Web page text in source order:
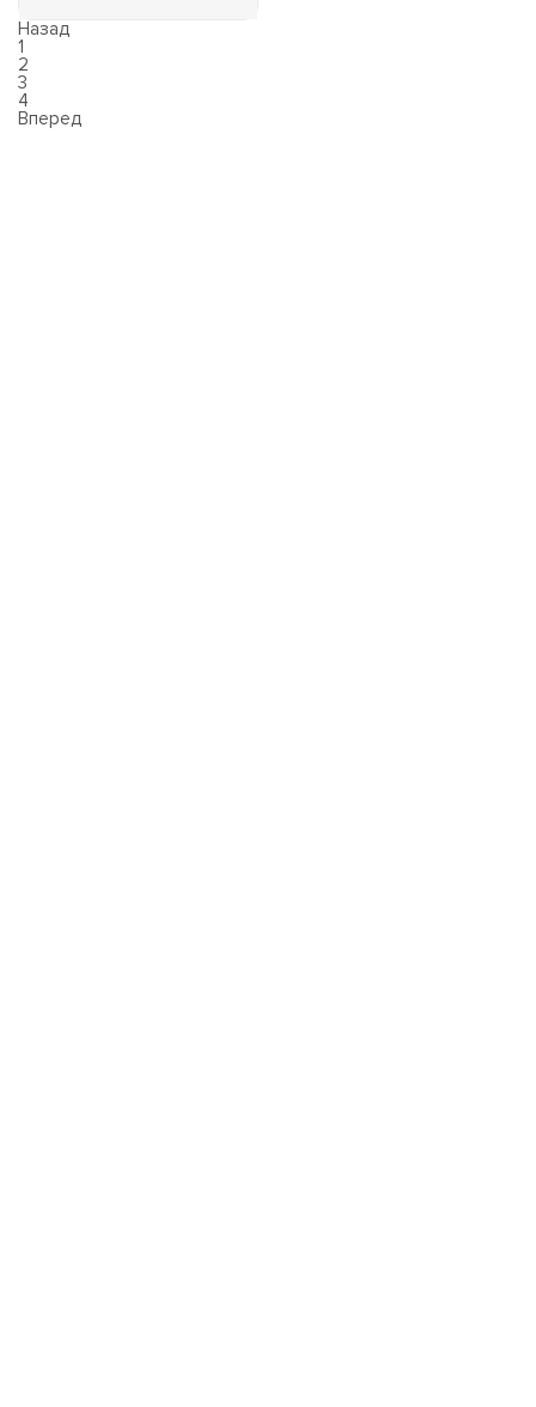
Назад
1
2
3
4
Вперед